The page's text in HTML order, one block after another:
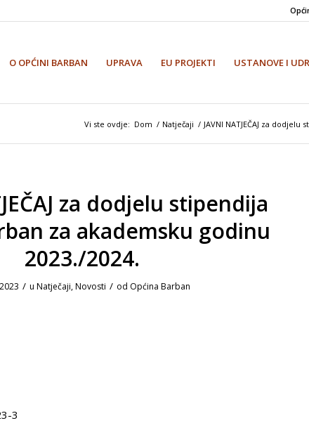
O OPĆINI BARBAN UPRAVA EU PROJEKTI USTANOVE I
Vi ste ovdje: Dom / Natječaji / JAVNI NATJEČAJ za
za dodjelu stipendija
za akademsku godinu
2023./2024.
/ u Natječaji,Novosti / od Općina Barban
3